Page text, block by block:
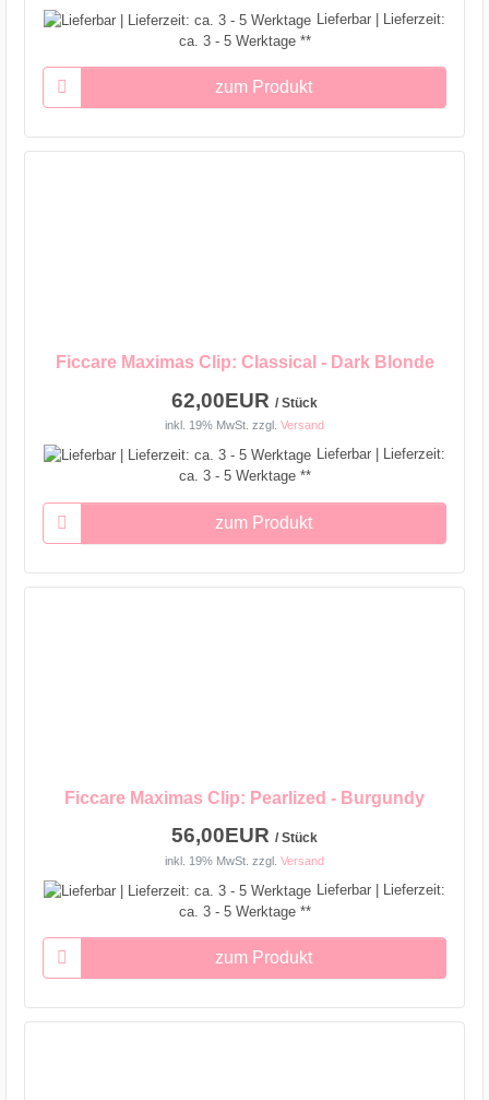
Lieferbar | Lieferzeit:
ca. 3 - 5 Werktage **
zum Produkt
Ficcare Maximas Clip: Classical - Dark Blonde
62,00EUR / Stück
inkl. 19% MwSt. zzgl. Versand
Lieferbar | Lieferzeit:
ca. 3 - 5 Werktage **
zum Produkt
Ficcare Maximas Clip: Pearlized - Burgundy
56,00EUR / Stück
inkl. 19% MwSt. zzgl. Versand
Lieferbar | Lieferzeit:
ca. 3 - 5 Werktage **
zum Produkt